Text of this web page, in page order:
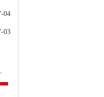
04
03